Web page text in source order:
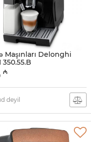
Maşınları Delonghi
350.55.B
005038478
₼
deyil